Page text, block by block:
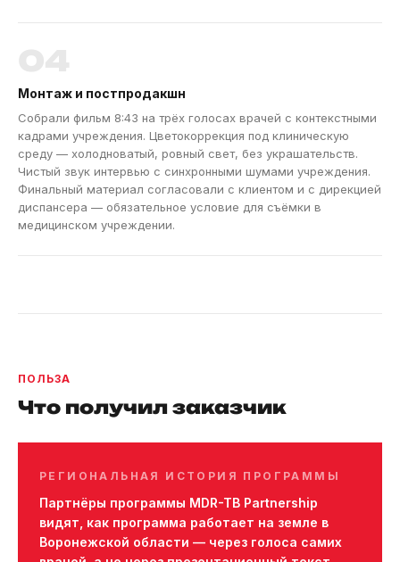
Монтаж и постпродакшн
Собрали фильм 8:43 на трёх голосах врачей с контекстными
кадрами учреждения. Цветокоррекция под клиническую
среду — холодноватый, ровный свет, без украшательств.
Чистый звук интервью с синхронными шумами учреждения.
Финальный материал согласовали с клиентом и с дирекцией
диспансера — обязательное условие для съёмки в
медицинском учреждении.
ПОЛЬЗА
Что получил заказчик
РЕГИОНАЛЬНАЯ ИСТОРИЯ ПРОГРАММЫ
Партнёры программы MDR-TB Partnership
видят, как программа работает на земле в
Воронежской области — через голоса самих